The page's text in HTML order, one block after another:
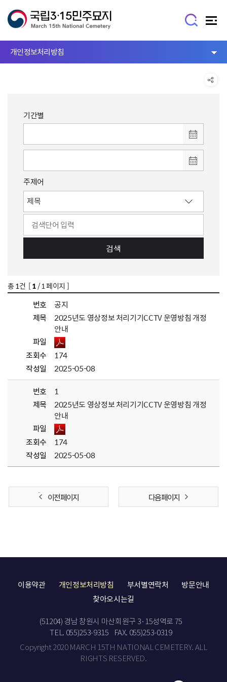
개인정보처리방침
기간별
주제어
검색
총 1건 [1/ 1 페이지 ]
번호
공지
제목
2025년도 영상정보 처리기기CCTV 운영방침 개정
안내
파일
조회수
174
작성일
2025-05-08
번호
1
제목
2025년도 영상정보 처리기기CCTV 운영방침 개정
안내
파일
조회수
174
작성일
2025-05-08
이전 페이지 다음 페이지
이용약관 개인정보처리방침 부서별연락처
방문안내
찾아오시는길
(51204) 경남 창원시 마산회원구 3·15성역로 75
TEL. 055)253-9315
FAX. 055)253-0319
Copyright 2020 MARCH 15TH NATIONAL CEMETERY. ALL
RIGHTS RESERVED.